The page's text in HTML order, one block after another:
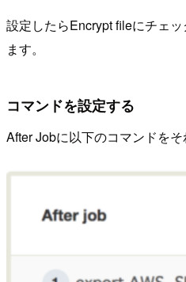
設定したらEncrypt fileにチェ
ます。
コマンドを設定する
After Jobに以下のコマンドをそ